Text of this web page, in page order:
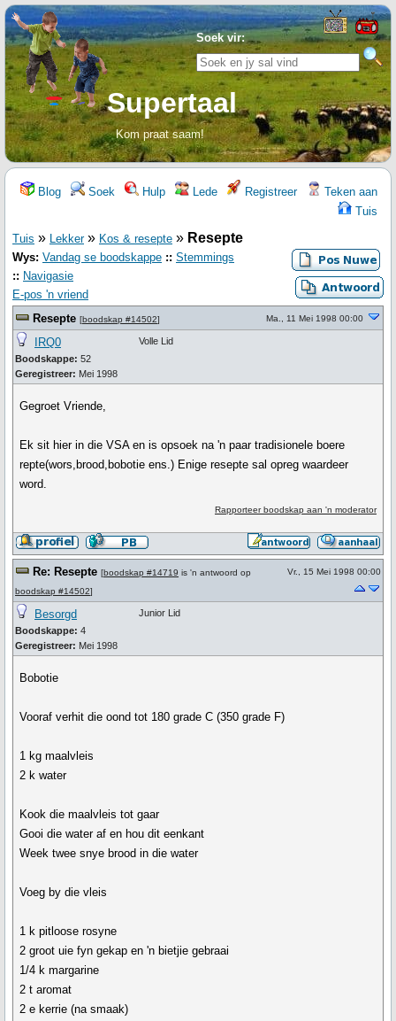
Soek vir:
Supertaal
Kom praat saam!
Blog Soek Hulp Lede Registreer
Teken aan
Tuis
Tuis » Lekker» Kos & resepte » Resepte
Wys: Vandag se boodskappe :: Stemmings
:: Navigasie
E-pos 'n vriend
Resepte [boodskap #14502] Ma., 11 Mei 1998 00:00
IRQ0
Boodskappe: 52
Geregistreer: Mei 1998
Volle Lid
Gegroet Vriende,
Ek sit hier in die VSA en is opsoek na 'n paar tradisionele boere
repte(wors,brood,bobotie ens.) Enige resepte sal opreg waardeer
word.
Rapporteer boodskap aan 'n moderator
Re: Resepte [boodskap #14719 is 'n antwoord op
boodskap #14502]
Vr., 15 Mei 1998 00:00
Besorgd
Boodskappe: 4
Geregistreer: Mei 1998
Junior Lid
Bobotie
Vooraf verhit die oond tot 180 grade C (350 grade F)
1 kg maalvleis
2 k water
Kook die maalvleis tot gaar
Gooi die water af en hou dit eenkant
Week twee snye brood in die water
Voeg by die vleis
1 k pitloose rosyne
2 groot uie fyn gekap en 'n bietjie gebraai
1/4 k margarine
2 t aromat
2 e kerrie (na smaak)